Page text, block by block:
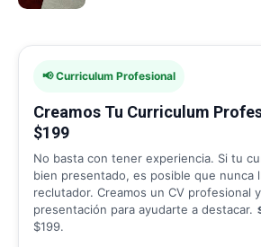
📢 Curriculum Profesional
Creamos Tu Curriculum
$199
No basta con tener experiencia. Si tu
bien presentado, es posible que nunca
reclutador. Creamos un CV profesional
presentación para ayudarte a destacar.
$199.